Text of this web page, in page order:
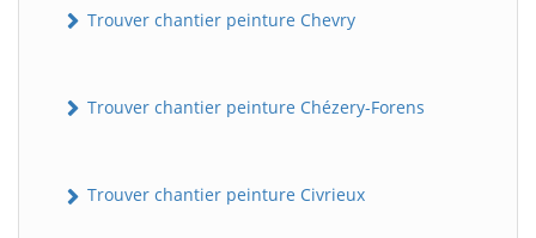
Trouver chantier peinture Chevry
Trouver chantier peinture Chézery-Forens
Trouver chantier peinture Civrieux